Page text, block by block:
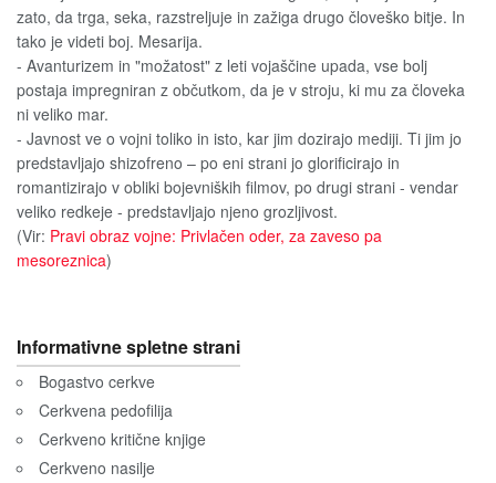
zato, da trga, seka, razstreljuje in zažiga drugo človeško bitje. In
tako je videti boj. Mesarija.
- Avanturizem in "možatost" z leti vojaščine upada, vse bolj
postaja impregniran z občutkom, da je v stroju, ki mu za človeka
ni veliko mar.
- Javnost ve o vojni toliko in isto, kar jim dozirajo mediji. Ti jim jo
predstavljajo shizofreno – po eni strani jo glorificirajo in
romantizirajo v obliki bojevniških filmov, po drugi strani - vendar
veliko redkeje - predstavljajo njeno grozljivost.
(Vir: Pravi obraz vojne: Privlačen oder, za zaveso pa
mesoreznica)
Informativne spletne strani
Bogastvo cerkve
Cerkvena pedofilija
Cerkveno kritične knjige
Cerkveno nasilje